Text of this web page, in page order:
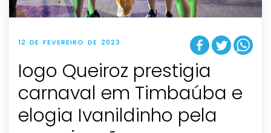
12 DE FEVEREIRO DE 2023
Iogo Queiroz prestigia
carnaval em Timbaúba e
elogia Ivanildinho pela